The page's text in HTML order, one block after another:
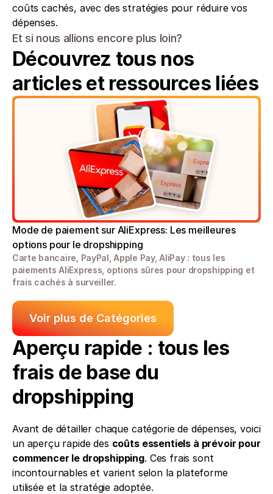
coûts cachés, avec des stratégies pour réduire vos
dépenses.
Et si nous allions encore plus loin?
Découvrez tous nos
articles et ressources liées
Mode de paiement sur AliExpress: Les meilleures
options pour le dropshipping
Carte bancaire, PayPal, Apple Pay, AliPay : tous les
paiements AliExpress, options sûres pour dropshipping et
frais cachés à surveiller.
Voir plus de Catégories
Aperçu rapide : tous les
frais de base du
dropshipping
Avant de détailler chaque catégorie de dépenses, voici
un aperçu rapide des coûts essentiels à prévoir pour
commencer le dropshipping. Ces frais sont
incontournables et varient selon la plateforme
utilisée et la stratégie adoptée.